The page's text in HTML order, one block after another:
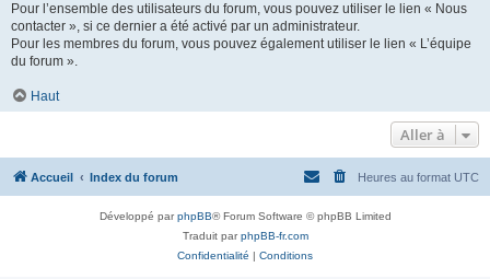
Pour l’ensemble des utilisateurs du forum, vous pouvez utiliser le lien « Nous
contacter », si ce dernier a été activé par un administrateur.
Pour les membres du forum, vous pouvez également utiliser le lien « L’équipe
du forum ».
Haut
Aller à
Accueil Index du forum Heures au format UTC
Développé parphpBB® Forum Software © phpBB Limited
Traduit parphpBB-fr.com
Confidentialité | Conditions